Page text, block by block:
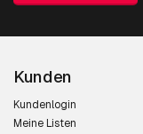
Kunden
Kundenlogin
Meine Listen